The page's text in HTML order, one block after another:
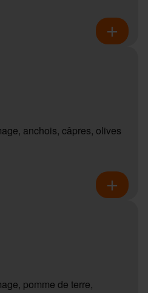
anchois, câpres, olives
pomme de terre,